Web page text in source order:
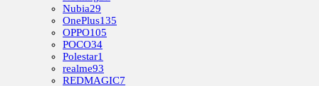
Nubia29
OnePlus135
OPPO105
POCO34
Polestar1
realme93
REDMAGIC7